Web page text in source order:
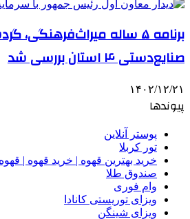
برنامه ۵ ساله
صنایع‌دستی ۴ استان بررسی شد
۱۴۰۲/۱۲/۲۱
پیوندها
پوستر آنلاین
تور کربلا
خرید بهترین قهوه | خرید قهوه |
صندوق طلا
وام فوری
ویزای توریستی کانادا
ویزای شینگن